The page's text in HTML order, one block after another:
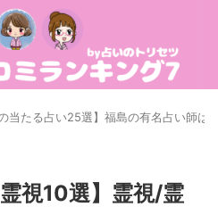
の当たる占い25選】福島の有名占い師は
視10選】霊視/霊